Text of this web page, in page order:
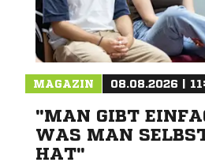
MAGAZIN 08.08.2026 |
"MAN GIBT
WAS MAN
HAT"